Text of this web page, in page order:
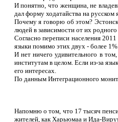
И понятно, что женщина, не
дал форму ходатайства на русском
Почему я говорю об этом?
людей в зависимости от их
Согласно переписи населения
языки помимо этих двух - более 1%.
И нет ничего удивительного в
институтам в целом. Если из-за
его интересах.
По данным Интеграционного
Напомню о том, что 17 тысяч
жителей, как Харьюмаа и Ида-